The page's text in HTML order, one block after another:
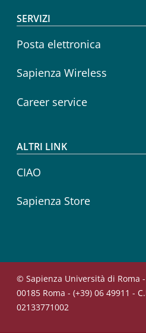
SERVIZI
Posta elettronica
Sapienza Wireless
Career service
ALTRI LINK
CIAO
Sapienza Store
© Sapienza Università di Roma
00185 Roma - (+39) 06 49911 -
02133771002